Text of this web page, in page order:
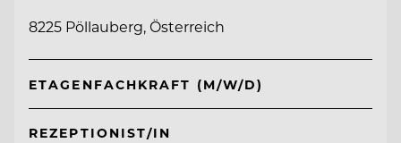
8225 Pöllauberg, Österreich
ETAGENFACHKRAFT (M/W/D)
REZEPTIONIST/IN